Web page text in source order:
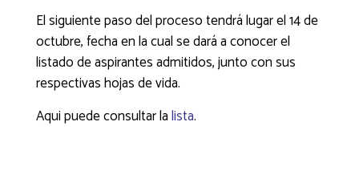
El siguiente paso del proceso tendrá lugar el 14 de
octubre, fecha en la cual se dará a conocer el
listado de aspirantes admitidos, junto con sus
respectivas hojas de vida.
Aqui puede consultar lalista.